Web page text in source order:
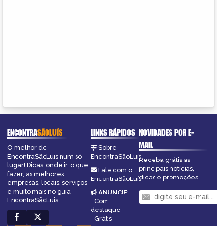
ENCONTRASÃOLUÍS
O melhor de
EncontraSãoLuis num só
lugar! Dicas, onde ir, o que
fazer, as melhores
empresas, locais, serviços
e muito mais no guia
EncontraSãoLuis.
LINKS RÁPIDOS
Sobre
EncontraSãoLuís
Fale com o
EncontraSãoLuís
ANUNCIE:
Com
destaque
Grátis
NOVIDADES POR E-
MAIL
Receba grátis as
principais notícias,
dicas e promoções